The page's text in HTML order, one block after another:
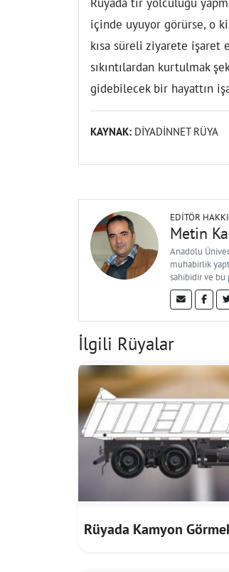
içinde uyuyor görürse, o
kısa süreli ziyarete işaret
sıkıntılardan kurtulmak
gidebilecek bir hayattın
KAYNAK: DİYADİNNET RÜYA
EDITÖR
Metin
Anadolu
muhabirlik
sahibidir ve
İlgili Rüyalar
Rüyada Kamyon